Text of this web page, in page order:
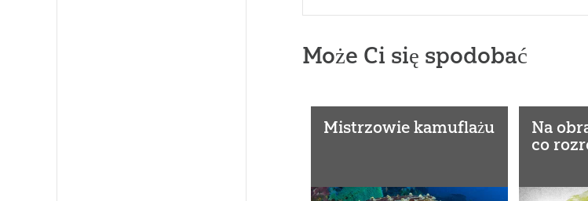
Może Ci się spodobać
Mistrzowie kamuflażu
Na
co